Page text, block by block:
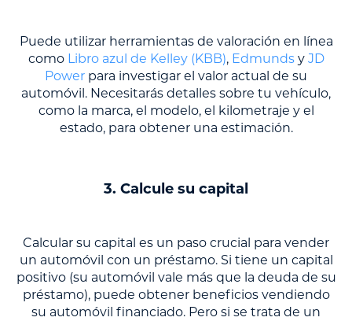
Puede utilizar herramientas de valoración en línea
como Libro azul de Kelley (KBB), Edmundsy JD
Power para investigar el valor actual de su
automóvil. Necesitarás detalles sobre tu vehículo,
como la marca, el modelo, el kilometraje y el
estado, para obtener una estimación.
3. Calcule su capital
Calcular su capital es un paso crucial para vender
un automóvil con un préstamo. Si tiene un capital
positivo (su automóvil vale más que la deuda de su
préstamo), puede obtener beneficios vendiendo
su automóvil financiado. Pero si se trata de un